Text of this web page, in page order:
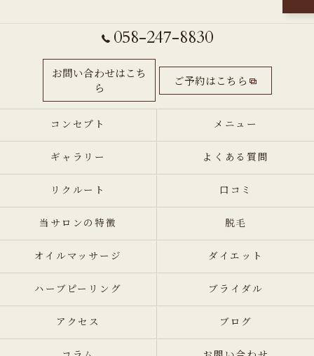
058-247-8830
お問い合わせはこち
ら
ご予約はこちら
コンセプト メニュー
ギャラリー よくある質問
リクルート 口コミ
当サロンの特徴 脱毛
オイルマッサージ ダイエット
ハーブピーリング ブライダル
アクセス ブログ